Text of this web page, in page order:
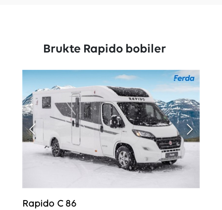
Brukte Rapido bobiler
Rapido C 86